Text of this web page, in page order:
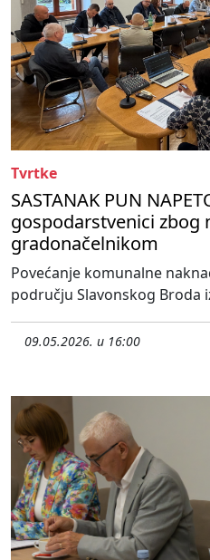
Tvrtke
SASTANAK PUN
gospodarstvenici zbog
gradonačelnikom
Povećanje komunalne
području Slavonskog Broda
09.05.2026. u 16:00